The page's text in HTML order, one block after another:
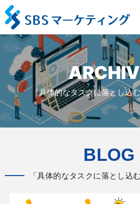
「具体的なタスクに落とし込
BLOG
「具体的なタスクに落とし込